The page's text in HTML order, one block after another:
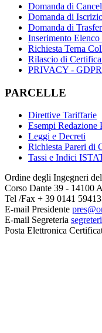
Domanda di
Domanda di
Domanda di
Inserimento
Richiesta Terna
Rilascio di
PRIVACY -
PARCELLE
Direttive Tariffarie
Esempi Redazione
Leggi e Decreti
Richiesta Pareri di
Tassi e Indici
Ordine degli Ingegneri
Corso Dante 39 - 14100
Tel /Fax + 39 0141
E-mail Presidente
E-mail Segreteria
Posta Elettronica